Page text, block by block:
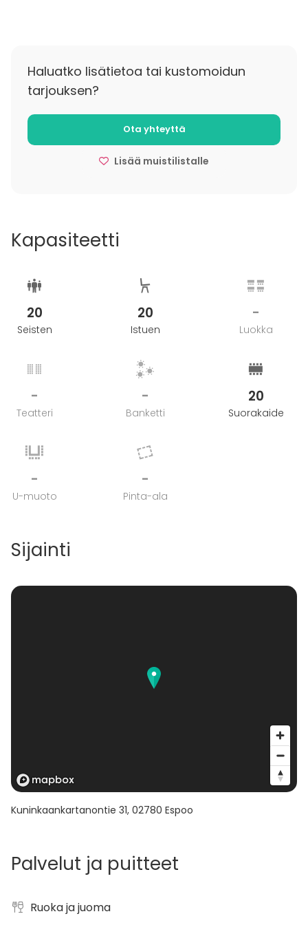
Haluatko lisätietoa tai kustomoidun
tarjouksen?
Ota yhteyttä
Lisää muistilistalle
Kapasiteetti
20
Seisten
20
Istuen
-
Luokka
-
Teatteri
-
Banketti
20
Suorakaide
-
U-muoto
-
Pinta-ala
Sijainti
Kuninkaankartanontie 31, 02780 Espoo
Palvelut ja puitteet
Ruoka ja juoma